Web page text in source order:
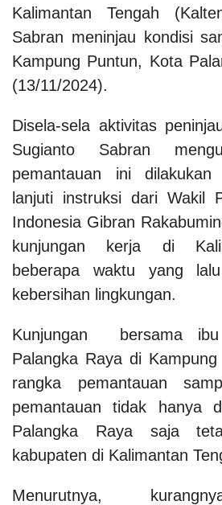
Kalimantan Tengah
Sabran meninjau kondisi
Kampung Puntun, Kota
(13/11/2024).
Disela-sela aktivitas
Sugianto Sabran
pemantauan ini
lanjuti instruksi dari Wakil
Indonesia Gibran
kunjungan kerja di
beberapa waktu yang
kebersihan lingkungan.
Kunjungan bersama
Palangka Raya di
rangka pemantauan
pemantauan tidak hanya
Palangka Raya saja
kabupaten di Kalimantan
Menurutnya,